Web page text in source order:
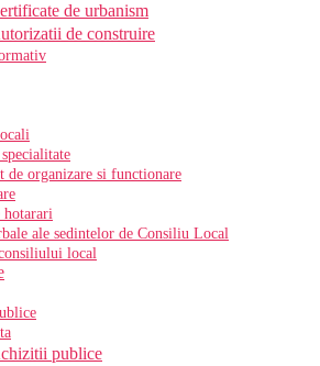
de urbanism
de construire
de organizare si functionare
hotarari
ale sedintelor de Consiliu Local
local
publice